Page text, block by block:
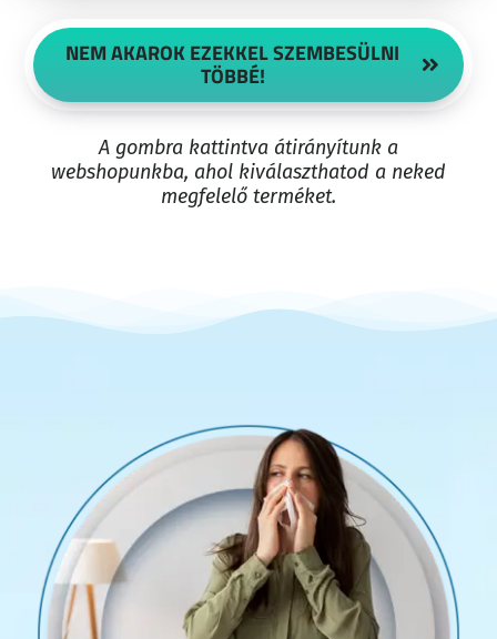
NEM AKAROK EZEKKEL SZEMBESÜLNI
TÖBBÉ!
A gombra kattintva átirányítunk a
webshopunkba, ahol kiválaszthatod a neked
megfelelő terméket.